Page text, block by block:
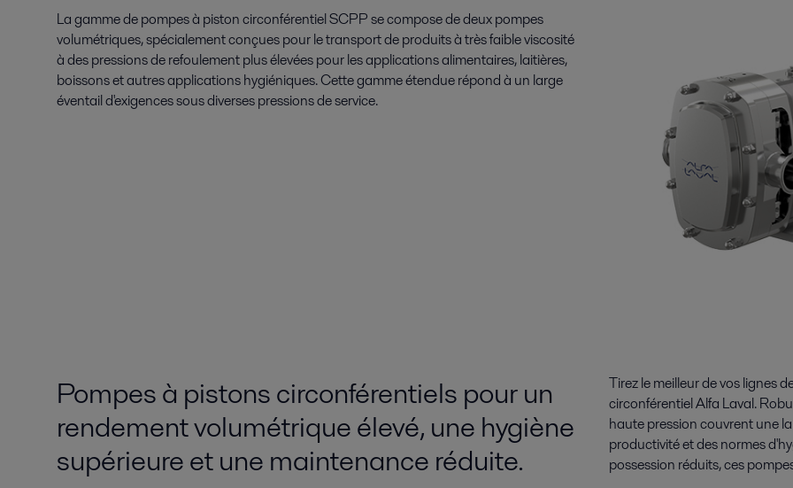
La gamme de pompes à piston circonférentiel SCPP se compose de deux pompes
volumétriques, spécialement conçues pour le transport de produits à très faible viscosité
à des pressions de refoulement plus élevées pour les applications alimentaires, laitières,
boissons et autres applications hygiéniques. Cette gamme étendue répond à un large
éventail d'exigences sous diverses pressions de service.
Pompes à pistons circonférentiels pour un
rendement volumétrique élevé, une hygiène
supérieure et une maintenance réduite.
Tirez le meilleur de vos lignes
circonférentiel Alfa Laval.
haute pression couvrent une
productivité et des normes
possession réduits, ces